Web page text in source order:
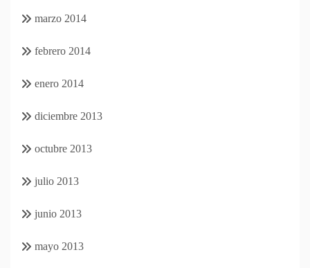
marzo 2014
febrero 2014
enero 2014
diciembre 2013
octubre 2013
julio 2013
junio 2013
mayo 2013